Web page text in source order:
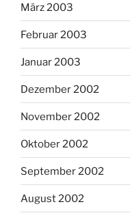
März 2003
Februar 2003
Januar 2003
Dezember 2002
November 2002
Oktober 2002
September 2002
August 2002